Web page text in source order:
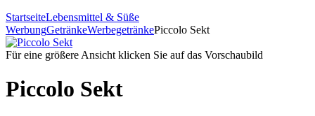
StartseiteLebensmittel & Süße
WerbungGetränkeWerbegetränkePiccolo Sekt
Für eine größere Ansicht klicken Sie auf das Vorschaubild
Piccolo Sekt